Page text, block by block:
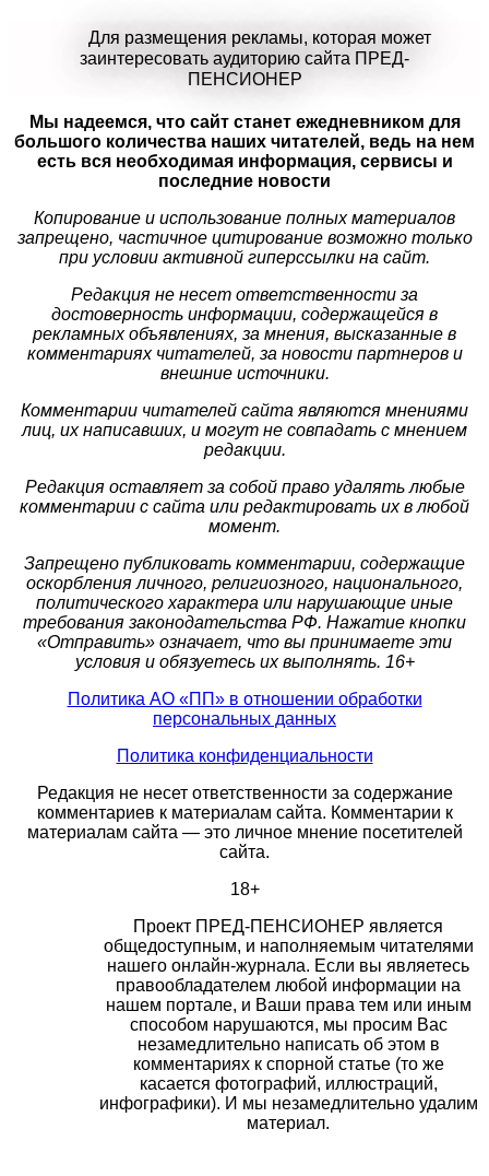
Для размещения рекламы, которая может
заинтересовать аудиторию сайта ПРЕД-
ПЕНСИОНЕР
Мы надеемся, что сайт станет ежедневником для
большого количества наших читателей, ведь на нем
есть вся необходимая информация, сервисы и
последние новости
Копирование и использование полных материалов
запрещено, частичное цитирование возможно только
при условии активной гиперссылки на сайт.
Редакция не несет ответственности за
достоверность информации, содержащейся в
рекламных объявлениях, за мнения, высказанные в
комментариях читателей, за новости партнеров и
внешние источники.
Комментарии читателей сайта являются мнениями
лиц, их написавших, и могут не совпадать с мнением
редакции.
Редакция оставляет за собой право удалять любые
комментарии с сайта или редактировать их в любой
момент.
Запрещено публиковать комментарии, содержащие
оскорбления личного, религиозного, национального,
политического характера или нарушающие иные
требования законодательства РФ. Нажатие кнопки
«Отправить» означает, что вы принимаете эти
условия и обязуетесь их выполнять. 16+
Политика АО «ПП» в отношении обработки
персональных данных
Политика конфиденциальности
Редакция не несет ответственности за содержание
комментариев к материалам сайта. Комментарии к
материалам сайта — это личное мнение посетителей
сайта.
18+
Проект ПРЕД-ПЕНСИОНЕР является
общедоступным, и наполняемым читателями
нашего онлайн-журнала. Если вы являетесь
правообладателем любой информации на
нашем портале, и Ваши права тем или иным
способом нарушаются, мы просим Вас
незамедлительно написать об этом в
комментариях к спорной статье (то же
касается фотографий, иллюстраций,
инфографики). И мы незамедлительно удалим
материал.